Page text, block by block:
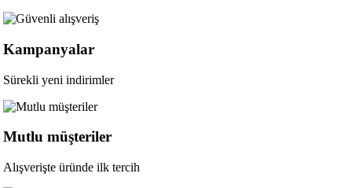
Kampanyalar
Sürekli yeni indirimler
Mutlu müşteriler
Alışverişte üründe ilk tercih